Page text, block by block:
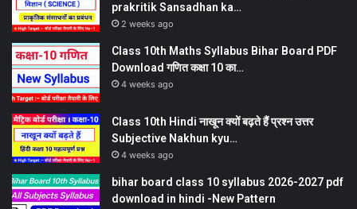
prakritik Sansadhan ka…
2 weeks ago
Class 10th Maths Syllabus Bihar Board PDF
Download गणित कक्षा 10 का…
4 weeks ago
Class 10th Hindi नाखून क्यों बढ़ते हैं प्रश्न उत्तर
Subjective Nakhun kyu…
4 weeks ago
bihar board class 10 syllabus 2026-2027 pdf
download in hindi -New Pattern